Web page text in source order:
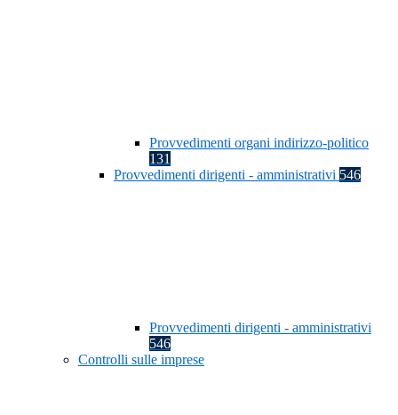
Provvedimenti organi indirizzo-politico
131
Provvedimenti dirigenti - amministrativi 546
Provvedimenti dirigenti - amministrativi
546
Controlli sulle imprese